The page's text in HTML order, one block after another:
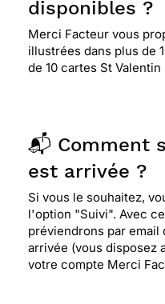
disponibles ?
Merci Facteur vous
illustrées dans plus de
de 10 cartes St Valentin
📬 Comment
est arrivée ?
Si vous le souhaitez,
l'option "Suivi". Avec
préviendrons par
arrivée (vous disposez
votre compte Merci